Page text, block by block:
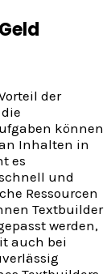
der
können
Inhalten in
es
und
Ressourcen
Textbuilder
werden,
auch bei